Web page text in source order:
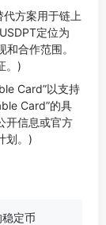
方案用于链上
定位为
合作范围。
。)
Card”以支持
Card”的具
开信息或官方
划。)
定币